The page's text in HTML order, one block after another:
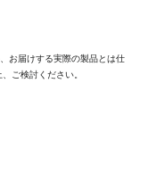
お届けする実際の製品とは仕
ご検討ください。